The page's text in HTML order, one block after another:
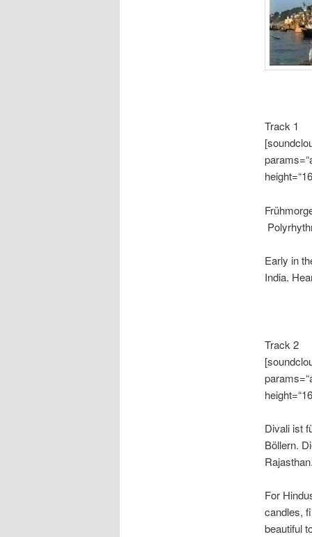
Track 1
Early in
India.
Track 2
Divali ist
Böllern.
For
candles,
beautiful